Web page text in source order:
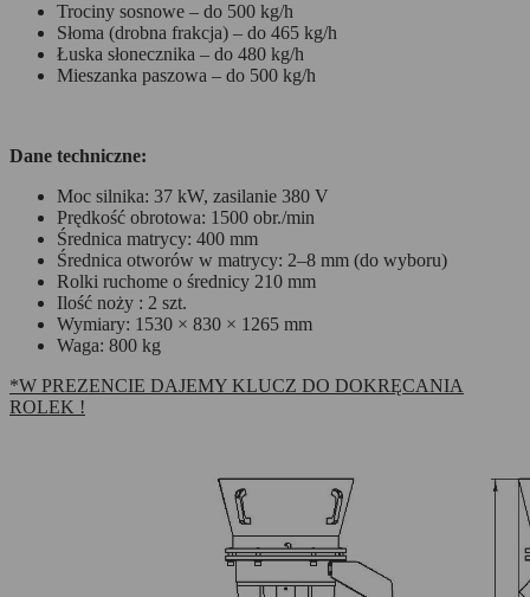
Trociny sosnowe – do 500 kg/h
Słoma (drobna frakcja) – do 465 kg/h
Łuska słonecznika – do 480 kg/h
Mieszanka paszowa – do 500 kg/h
Dane techniczne:
Moc silnika: 37 kW, zasilanie 380 V
Prędkość obrotowa: 1500 obr./min
Średnica matrycy: 400 mm
Średnica otworów w matrycy: 2–8 mm (do wyboru)
Rolki ruchome o średnicy 210 mm
Ilość noży : 2 szt.
Wymiary: 1530 × 830 × 1265 mm
Waga: 800 kg
*W PREZENCIE DAJEMY KLUCZ DO DOKRĘCANIA
ROLEK !